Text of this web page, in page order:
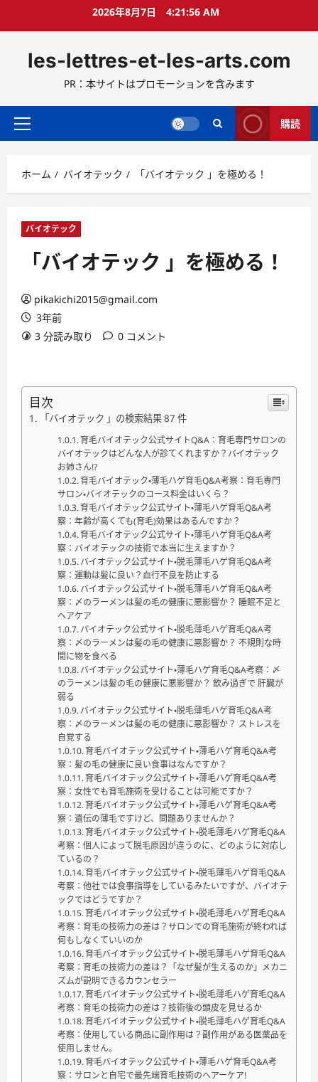
ス
ッ
2026年8月7日 4:21:57 AM
les-lettres-et-les-arts.com
PR：本サイトはプロモーションを含みます
メ
メ
ニ
ー
購読
ホーム バイオテック 「バイオテック 」を極める！
バイオテック
「バイオテック 」を極める！
pikakichi2015@gmail.com
3年前
3 分読み取り
0 コメント
目次
「バイオテック 」の検索結果 87 件
育毛バイオテック公式サイトQ&A：育毛専門サロンの
バイオテックはどんな人が診てくれますか？バイオテック
お姉さん!?
育毛バイオテック・薄毛ハゲ育毛Q&A考察：育毛専門
サロン・バイオテックのコース料金はいくら？
育毛バイオテック公式サイト・薄毛ハゲ育毛Q&A考
察：年齢が高くても(育毛)効果はあるんですか？
育毛バイオテック公式サイト・薄毛ハゲ育毛Q&A考
察：バイオテックの技術で本当に生えますか？
バイオテック公式サイト・脱毛薄毛ハゲ育毛Q&A考
察：運動は髪に良い？血行不良を防止する
バイオテック公式サイト・脱毛薄毛ハゲ育毛Q&A考
察：〆のラーメンは髪の毛の健康に悪影響か？ 睡眠不足と
ヘアケア
バイオテック公式サイト・脱毛薄毛ハゲ育毛Q&A考
察：〆のラーメンは髪の毛の健康に悪影響か？ 不規則な時
間に物を食べる
バイオテック公式サイト・薄毛ハゲ育毛Q&A考察：〆
のラーメンは髪の毛の健康に悪影響か？ 飲み過ぎで 肝臓が
弱る
バイオテック公式サイト・脱毛薄毛ハゲ育毛Q&A考
察：〆のラーメンは髪の毛の健康に悪影響か？ ストレスを
自覚する
育毛バイオテック公式サイト・薄毛ハゲ育毛Q&A考
察：髪の毛の健康に良い食事はなんですか？
育毛バイオテック公式サイト・薄毛ハゲ育毛Q&A考
察：女性でも育毛施術を受けることは可能ですか？
育毛バイオテック公式サイト・薄毛ハゲ育毛Q&A考
察：遺伝の薄毛ですけど、問題ありませんか？
育毛バイオテック公式サイト・脱毛薄毛ハゲ育毛Q&A
考察：個人によって脱毛原因が違うのに、どのように対応し
ているの？
育毛バイオテック公式サイト・脱毛薄毛ハゲ育毛Q&A
考察：他社では食事指導をしているみたいですが、バイオテ
ックではどうですか？
育毛バイオテック公式サイト・脱毛薄毛ハゲ育毛Q&A
考察：育毛の技術力の差は？サロンでの育毛施術が終われば
何もしなくていいのか
育毛バイオテック公式サイト・脱毛薄毛ハゲ育毛Q&A
考察：育毛の技術力の差は？「なぜ髪が生えるのか」メカニ
ズムが説明できるカウンセラー
育毛バイオテック公式サイト・脱毛薄毛ハゲ育毛Q&A
考察：育毛の技術力の差は？技術後の頭皮を見せるか
育毛バイオテック公式サイト・脱毛薄毛ハゲ育毛Q&A
考察：使用している商品に副作用は？副作用がある医薬品を
使用しません。
育毛バイオテック公式サイト・薄毛ハゲ育毛Q&A考
察：サロンと自宅で最先端育毛技術のヘアーケア!